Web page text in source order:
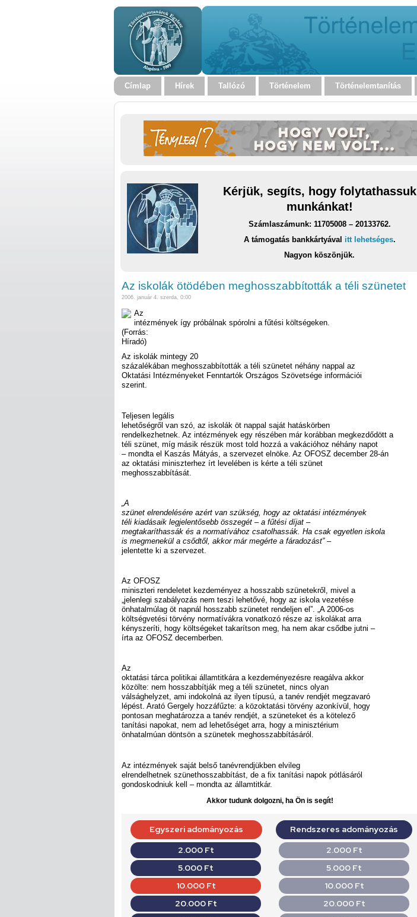
Címlap Hírek Tallózó Történelem Történelemtanítás
Kérjük, segíts, hogy folytathassuk
munkánkat!
Számlaszámunk: 11705008 – 20133762.
A támogatás bankkártyával itt lehetséges.
Nagyon köszönjük.
Az iskolák ötödében meghosszabbították a téli szünetet
2006. január 4. szerda, 0:00
Az
intézmények így próbálnak spórolni a fűtési költségeken.
(Forrás:
Híradó)
Az iskolák mintegy 20
százalékában meghosszabbították a téli szünetet néhány nappal az
Oktatási Intézményeket Fenntartók Országos Szövetsége információi
szerint.
Teljesen legális
lehetőségről van szó, az iskolák öt nappal saját hatáskörben
rendelkezhetnek. Az intézmények egy részében már korábban megkezdődött a
téli szünet, míg másik részük most told hozzá a vakációhoz néhány napot
– mondta el Kaszás Mátyás, a szervezet elnöke. Az OFOSZ december 28-án
az oktatási miniszterhez írt levelében is kérte a téli szünet
meghosszabbítását.
„A
szünet elrendelésére azért van szükség, hogy az oktatási intézmények
téli kiadásaik legjelentősebb összegét – a fűtési díjat –
megtakaríthassák és a normatívához csatolhassák. Ha csak egyetlen iskola
is megmenekül a csődtől, akkor már megérte a fáradozást”–
jelentette ki a szervezet.
Az OFOSZ
miniszteri rendeletet kezdeményez a hosszabb szünetekről, mivel a
„jelenlegi szabályozás nem teszi lehetővé, hogy az iskola vezetése
önhatalmúlag öt napnál hosszabb szünetet rendeljen el”. „A 2006-os
költségvetési törvény normatívákra vonatkozó része az iskolákat arra
kényszeríti, hogy költségeket takarítson meg, ha nem akar csődbe jutni –
írta az OFOSZ decemberben.
Az
oktatási tárca politikai államtitkára a kezdeményezésre reagálva akkor
közölte: nem hosszabbítják meg a téli szünetet, nincs olyan
válsághelyzet, ami indokolná az ilyen típusú, a tanév rendjét megzavaró
lépést. Arató Gergely hozzáfűzte: a közoktatási törvény azonkívül, hogy
pontosan meghatározza a tanév rendjét, a szüneteket és a kötelező
tanítási napokat, nem ad lehetőséget arra, hogy a minisztérium
önhatalmúan döntsön a szünetek meghosszabbításáról.
Az intézmények saját belső tanévrendjükben elvileg
elrendelhetnek szünethosszabbítást, de a fix tanítási napok pótlásáról
gondoskodniuk kell – mondta az államtitkár.
Akkor tudunk dolgozni, ha Ön is segít!